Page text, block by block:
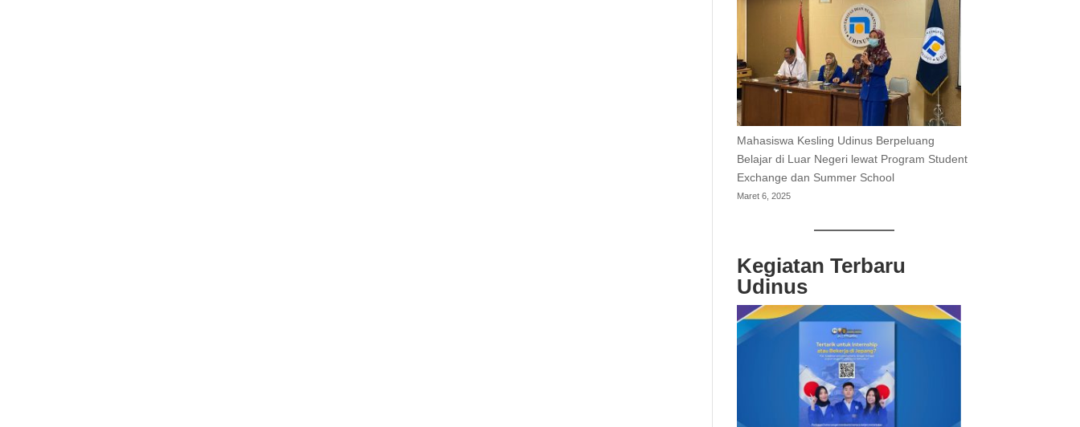
Mahasiswa Kesling Udinus Berpeluang
Belajar di Luar Negeri lewat Program Student
Exchange dan Summer School
Maret 6, 2025
Kegiatan Terbaru
Udinus